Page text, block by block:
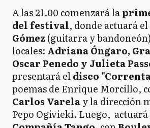
A las 21.00 comenzará la
del festival, donde actuará el
Gómez (guitarra y
locales: Adriana Óngaro,
Oscar Penedo y Julieta
presentará eldisco
poemas de Enrique Morcillo,
Carlos Varelay la dirección
Pepo Ogivieki. Luego,